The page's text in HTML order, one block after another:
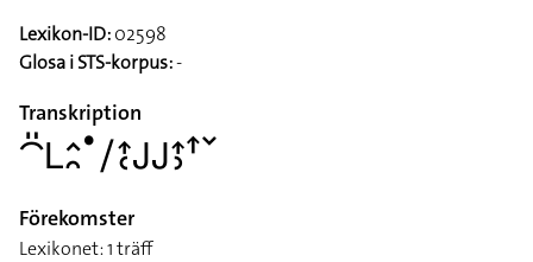
Lexikon-ID:02598
Glosa i STS-korpus:-
Transkription
􌤃􌤺􌥈􌤵􌥘􌤟􌥠􌤴􌥗􌤢􌤢􌤴􌤶􌦃􌥧
Förekomster
Lexikonet: 1 träff